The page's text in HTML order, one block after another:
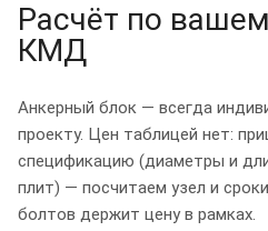
Расчёт по
КМД
Анкерный блок — всегда
проекту. Цен таблицей нет:
спецификацию (диаметры и
плит) — посчитаем узел и
болтов держит цену в рамках.